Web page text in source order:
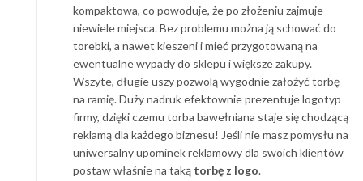
kompaktowa, co powoduje, że po złożeniu zajmuje
niewiele miejsca. Bez problemu można ją schować do
torebki, a nawet kieszeni i mieć przygotowaną na
ewentualne wypady do sklepu i większe zakupy.
Wszyte, długie uszy pozwolą wygodnie założyć torbę
na ramię. Duży nadruk efektownie prezentuje logotyp
firmy, dzięki czemu torba bawełniana staje się chodzącą
reklamą dla każdego biznesu! Jeśli nie masz pomysłu na
uniwersalny upominek reklamowy dla swoich klientów
postaw właśnie na taką torbę z logo.